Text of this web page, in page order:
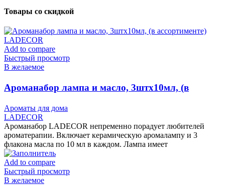
Товары со скидкой
Add to compare
Быстрый просмотр
В желаемое
Ароманабор лампа и масло, 3штx10мл, (в
Ароматы для дома
LADECOR
Ароманабор LADECOR непременно порадует любителей
ароматерапии. Включает керамическую аромалампу и 3
флакона масла по 10 мл в каждом. Лампа имеет
Add to compare
Быстрый просмотр
В желаемое